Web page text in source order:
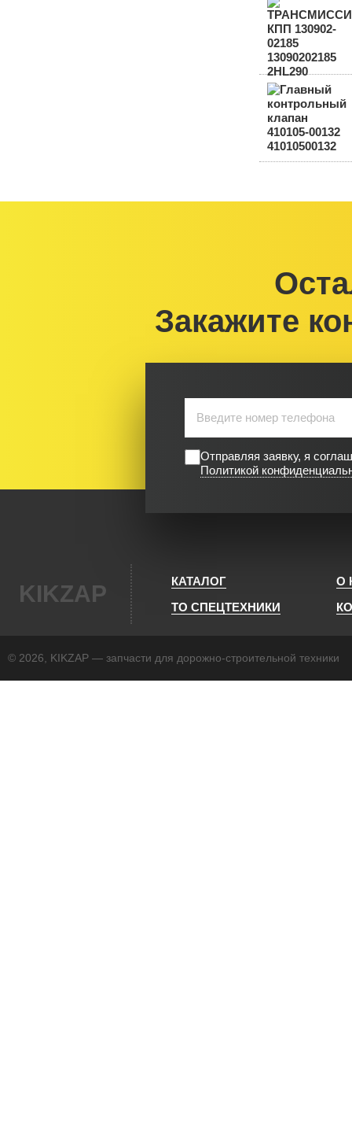
Закажите
Отправляя заявку, я
Политикой
KIKZAP КАТАЛОГ
О
ТО СПЕЦТЕХНИКИ
© 2026, KIKZAP — запчасти для дорожно-строительной техники